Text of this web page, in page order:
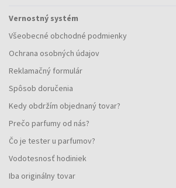
Vernostný systém
Všeobecné obchodné podmienky
Ochrana osobných údajov
Reklamačný formulár
Spôsob doručenia
Kedy obdržím objednaný tovar?
Prečo parfumy od nás?
Čo je tester u parfumov?
Vodotesnosť hodiniek
Iba originálny tovar